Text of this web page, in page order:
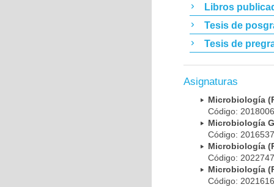
Libros
Tesis de
Tesis de
Asignaturas
Microbiología
Código:
Microbiología
Código:
Microbiología
Código:
Microbiología
Código: